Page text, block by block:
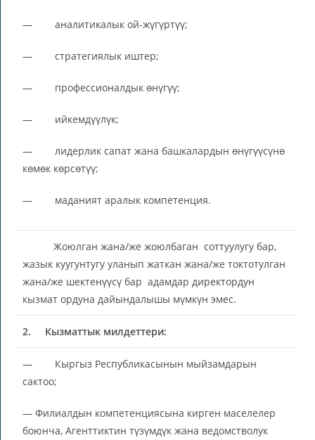
— аналитикалык ой-жүгүртүү;
— стратегиялык иштер;
— профессионалдык өнүгүү;
— ийкемдүүлүк;
— лидерлик сапат жана башкалардын өнүгүүсүнө
көмөк көрсөтүү;
— маданият аралык компетенция.
Жоюлган жана/же жоюлбаган соттуулугу бар,
жазык куугунтугу уланып жаткан жана/же токтотулган
жана/же шектенүүсү бар адамдар директордун
кызмат ордуна дайындалышы мүмкүн эмес.
2. Кызматтык милдеттери:
— Кыргыз Республикасынын мыйзамдарын
сактоо;
— Филиалдын компетенциясына кирген маселелер
боюнча, Агенттиктин түзүмдүк жана ведомстволук